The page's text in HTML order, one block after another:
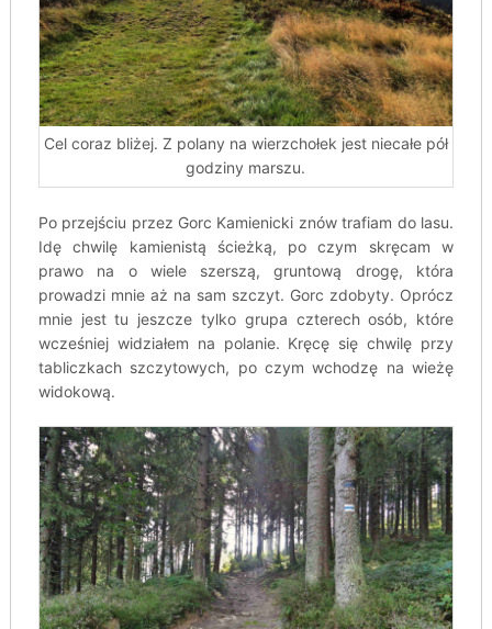
Cel coraz bliżej. Z polany na wierzchołek jest niecałe pół
godziny marszu.
Po przejściu przez Gorc Kamienicki znów trafiam do lasu.
Idę chwilę kamienistą ścieżką, po czym skręcam w
prawo na o wiele szerszą, gruntową drogę, która
prowadzi mnie aż na sam szczyt. Gorc zdobyty. Oprócz
mnie jest tu jeszcze tylko grupa czterech osób, które
wcześniej widziałem na polanie. Kręcę się chwilę przy
tabliczkach szczytowych, po czym wchodzę na wieżę
widokową.